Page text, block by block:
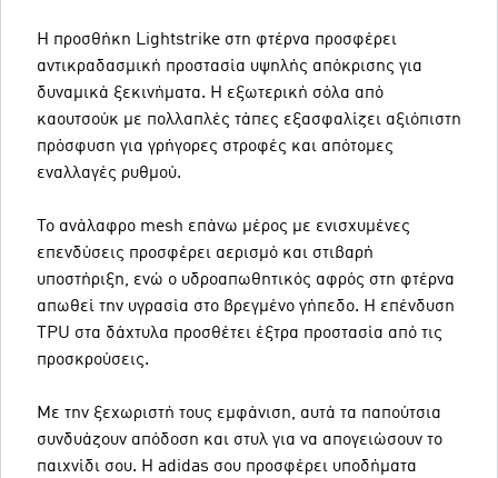
Η προσθήκη Lightstrike στη φτέρνα προσφέρει
αντικραδασμική προστασία υψηλής απόκρισης για
δυναμικά ξεκινήματα. Η εξωτερική σόλα από
καουτσούκ με πολλαπλές τάπες εξασφαλίζει αξιόπιστη
πρόσφυση για γρήγορες στροφές και απότομες
εναλλαγές ρυθμού.
Το ανάλαφρο mesh επάνω μέρος με ενισχυμένες
επενδύσεις προσφέρει αερισμό και στιβαρή
υποστήριξη, ενώ ο υδροαπωθητικός αφρός στη φτέρνα
απωθεί την υγρασία στο βρεγμένο γήπεδο. Η επένδυση
TPU στα δάχτυλα προσθέτει έξτρα προστασία από τις
προσκρούσεις.
Με την ξεχωριστή τους εμφάνιση, αυτά τα παπούτσια
συνδυάζουν απόδοση και στυλ για να απογειώσουν το
παιχνίδι σου. Η adidas σου προσφέρει υποδήματα